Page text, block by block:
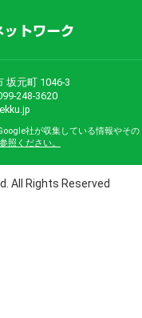
坂元町 1046-3
248-3620
社が収集している情報やその
照ください。
All Rights Reserved